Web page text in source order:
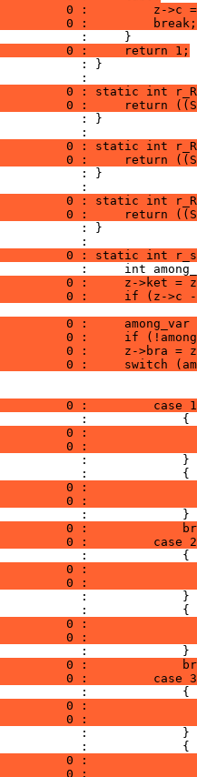
0 :         z->c
0 :         break;
:     }
0 :     return 1;
: }
:
0 : static int
0 :     return
: }
:
0 : static int
0 :     return
: }
:
0 : static int
0 :     return
: }
:
0 : static int
:     int
0 :     z->ket =
0 :     if (z->c
0 :     among_var
0 :     if
0 :     z->bra =
0 :     switch
0 :         case
:             {
0 :
0 :
:             }
:             {
0 :
0 :
:             }
0 :
0 :         case
:             {
0 :
0 :
:             }
:             {
0 :
0 :
:             }
0 :
0 :         case
:             {
0 :
0 :
:             }
:             {
0 :
0 :